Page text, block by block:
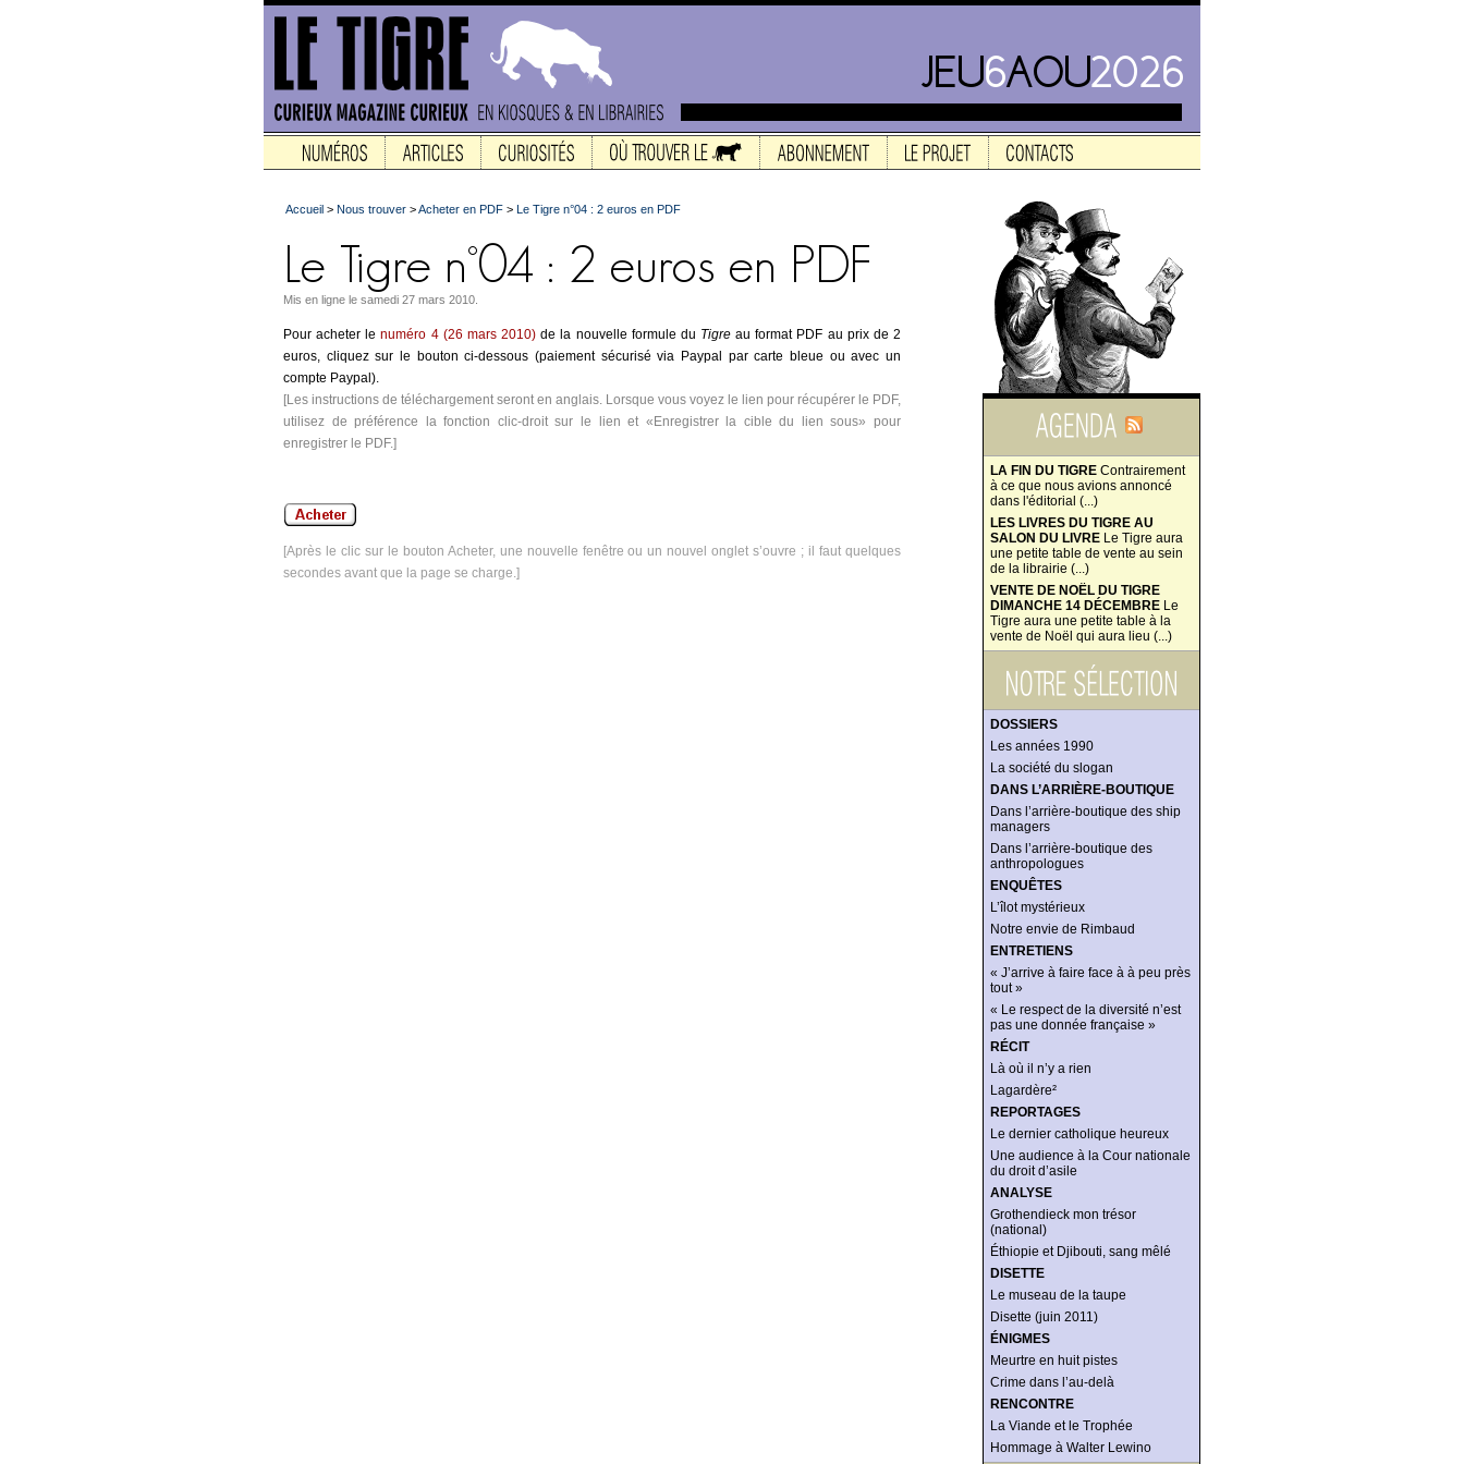
LA FIN DU TIGRE Contrairement
à ce que nous avions annoncé
dans l'éditorial (...)
LES LIVRES DU TIGRE AU
SALON DU LIVRE Le Tigre aura
une petite table de vente au sein
de la librairie (...)
VENTE DE NOËL DU TIGRE
DIMANCHE 14 DÉCEMBRE Le
Tigre aura une petite table à la
vente de Noël qui aura lieu (...)
DOSSIERS
Les années 1990
La société du slogan
DANS L’ARRIÈRE-BOUTIQUE
Dans l’arrière-boutique des ship
managers
Dans l’arrière-boutique des
anthropologues
ENQUÊTES
L’îlot mystérieux
Notre envie de Rimbaud
ENTRETIENS
« J’arrive à faire face à à peu près
tout »
« Le respect de la diversité n’est
pas une donnée française »
RÉCIT
Là où il n’y a rien
Lagardère²
REPORTAGES
Le dernier catholique heureux
Une audience à la Cour nationale
du droit d’asile
ANALYSE
Grothendieck mon trésor
(national)
Éthiopie et Djibouti, sang mêlé
DISETTE
Le museau de la taupe
Disette (juin 2011)
ÉNIGMES
Meurtre en huit pistes
Crime dans l’au-delà
RENCONTRE
La Viande et le Trophée
Hommage à Walter Lewino
Accueil > Nous trouver >Acheter en PDF > Le Tigre n°04 : 2 euros en PDF
Mis en ligne le samedi 27 mars 2010.
Pour acheter lenuméro 4 (26 mars 2010) de la nouvelle formule du Tigreau format PDF au prix de 2
euros, cliquez sur le bouton ci-dessous (paiement sécurisé via Paypal par carte bleue ou avec un
compte Paypal).
[Les instructions de téléchargement seront en anglais. Lorsque vous voyez le lien pour récupérer le PDF,
utilisez de préférence la fonction clic-droit sur le lien et «Enregistrer la cible du lien sous» pour
enregistrer le PDF.]
[Après le clic sur le bouton Acheter, une nouvelle fenêtre ou un nouvel onglet s’ouvre ; il faut quelques
secondes avant que la page se charge.]